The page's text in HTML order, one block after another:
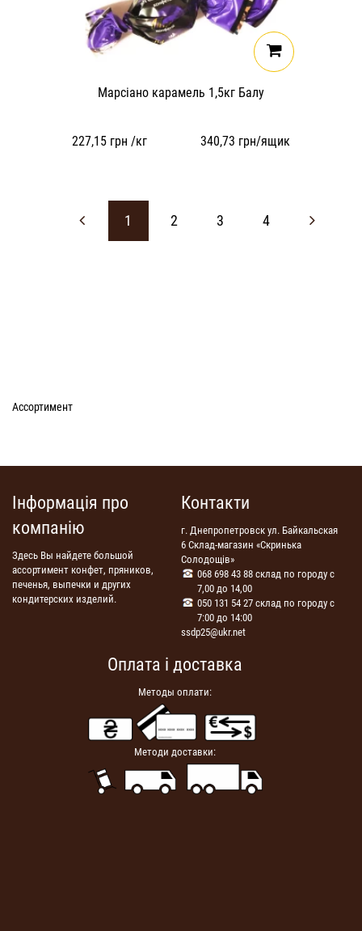
Марсіано карамель 1,5кг Балу
227,15 грн /кг 340,73 грн/ящик
1 2 3 4
Ассортимент
Інформація про
компанію
Здесь Вы найдете большой
ассортимент конфет, пряников,
печенья, выпечки и других
кондитерских изделий.
Оплата і доставка
Методы оплати:
Методи доставки:
Контакти
г. Днепропетровск ул. Байкальская
6 Склад-магазин «Скринька
Солодощів»
068 698 43 88 склад по городу с
7,00 до 14,00
050 131 54 27 склад по городу с
7:00 до 14:00
ssdp25@ukr.net